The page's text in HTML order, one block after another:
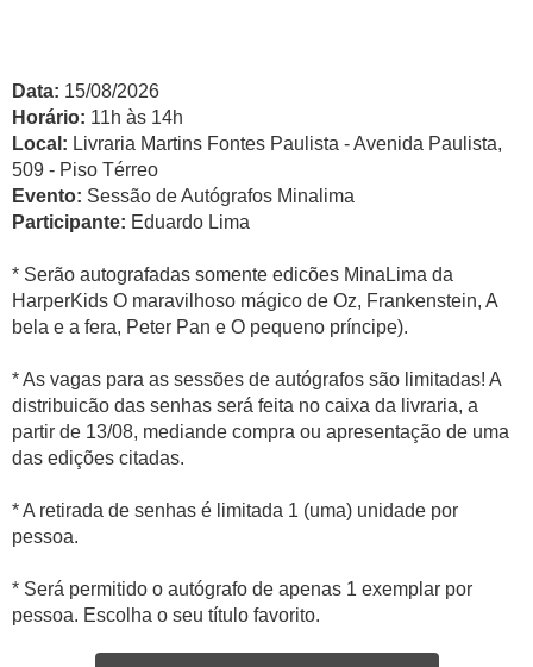
Data: 15/08/2026
Horário: 11h às 14h
Local: Livraria Martins Fontes Paulista - Avenida Paulista,
509 - Piso Térreo
Evento: Sessão de Autógrafos Minalima
Participante: Eduardo Lima
* Serão autografadas somente edicões MinaLima da
HarperKids O maravilhoso mágico de Oz, Frankenstein, A
bela e a fera, Peter Pan e O pequeno príncipe).
* As vagas para as sessões de autógrafos são limitadas! A
distribuicão das senhas será feita no caixa da livraria, a
partir de 13/08, mediande compra ou apresentação de uma
das edições citadas.
* A retirada de senhas é limitada 1 (uma) unidade por
pessoa.
* Será permitido o autógrafo de apenas 1 exemplar por
pessoa. Escolha o seu título favorito.